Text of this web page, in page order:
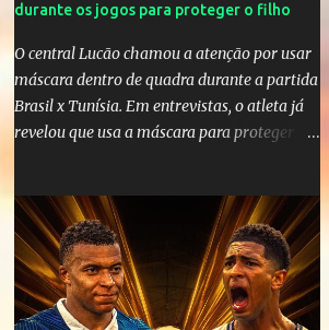
durante os jogos para proteger o filho
O central Lucão chamou a atenção por usar
máscara dentro de quadra durante a partida
Brasil x Tunísia. Em entrevistas, o atleta já
revelou que usa a máscara para proteger seu
muito elogiada pela galera. Fonte: Orgulho
da OMS! Lucão usa máscara durante os
jogos para proteger o filho Brasil goleia a
China por 5 a 0 na estreia brasileira nas
olimpíadas de Tóquio. Marta marcou duas